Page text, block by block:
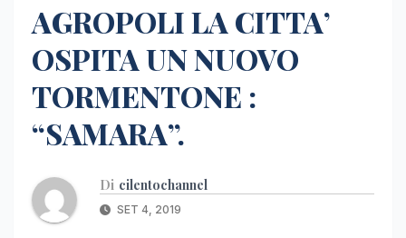
AGROPOLI LA CITTA’
OSPITA UN NUOVO
TORMENTONE :
“SAMARA”.
Di cilentochannel
SET 4, 2019